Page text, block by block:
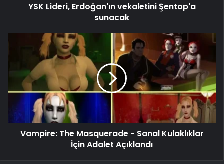
YSK Lideri, Erdoğan'ın vekaletini Şentop'a
sunacak
Vampire: The Masquerade - Sanal Kulaklıklar
İçin Adalet Açıklandı